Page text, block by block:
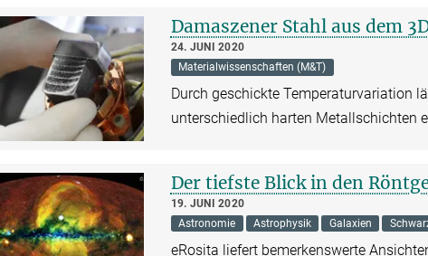
Damaszener Stahl aus dem
24. JUNI 2020
Materialwissenschaften (M&T)
Durch geschickte Temperaturvariation
unterschiedlich harten Metallschichten
Der tiefste Blick in den
19. JUNI 2020
Astronomie
Astrophysik Galaxien
eRosita liefert bemerkenswerte